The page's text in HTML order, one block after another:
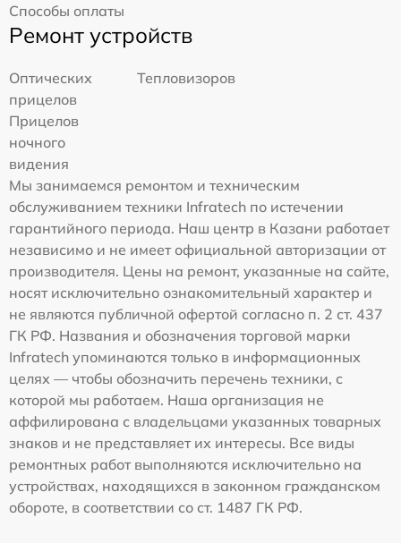
Способы оплаты
Ремонт устройств
Оптических
прицелов
Тепловизоров
Прицелов
ночного
видения
Мы занимаемся ремонтом и техническим
обслуживанием техники Infratech по истечении
гарантийного периода. Наш центр в Казани работает
независимо и не имеет официальной авторизации от
производителя. Цены на ремонт, указанные на сайте,
носят исключительно ознакомительный характер и
не являются публичной офертой согласно п. 2 ст. 437
ГК РФ. Названия и обозначения торговой марки
Infratech упоминаются только в информационных
целях — чтобы обозначить перечень техники, с
которой мы работаем. Наша организация не
аффилирована с владельцами указанных товарных
знаков и не представляет их интересы. Все виды
ремонтных работ выполняются исключительно на
устройствах, находящихся в законном гражданском
обороте, в соответствии со ст. 1487 ГК РФ.